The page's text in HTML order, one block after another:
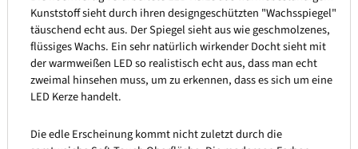
Kunststoff sieht durch ihren designgeschützten "Wachsspiegel"
täuschend echt aus. Der Spiegel sieht aus wie geschmolzenes,
flüssiges Wachs. Ein sehr natürlich wirkender Docht sieht mit
der warmweißen LED so realistisch echt aus, dass man echt
zweimal hinsehen muss, um zu erkennen, dass es sich um eine
LED Kerze handelt.
Die edle Erscheinung kommt nicht zuletzt durch die